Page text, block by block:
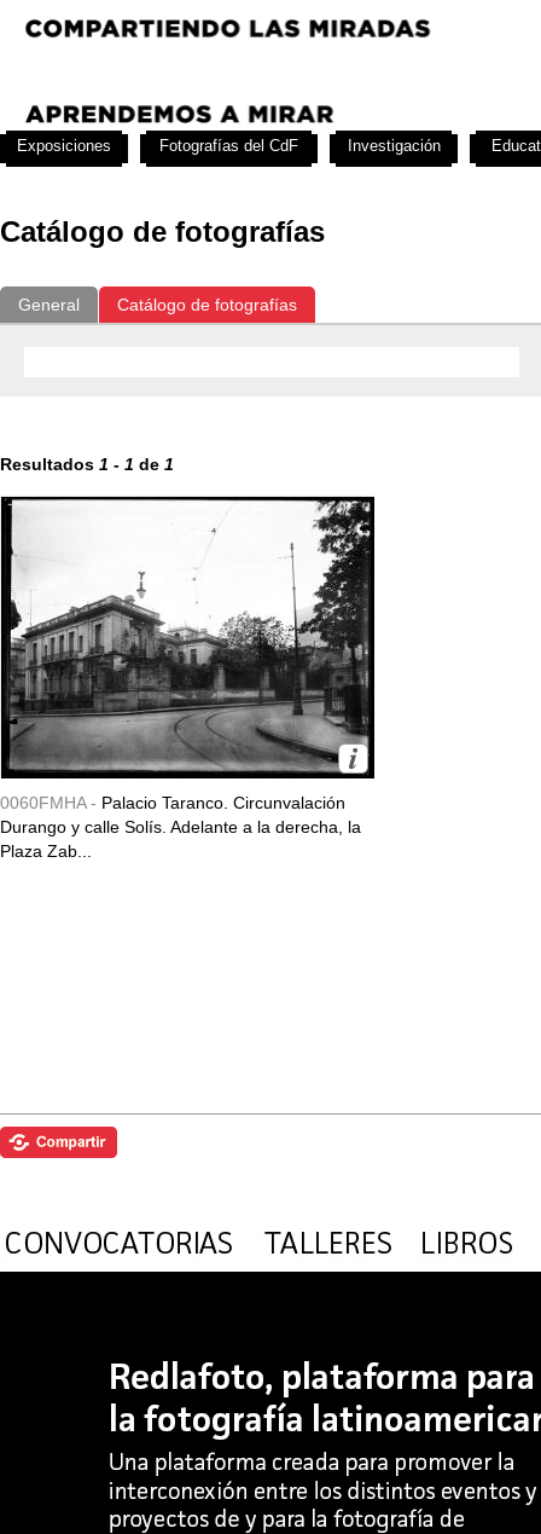
Catálogo de fotografías
General Catálogo de fotografías
Resultados 1 - 1 de 1
0060FMHA - Palacio Taranco. Circunvalación
Durango y calle Solís. Adelante a la derecha, la
Plaza Zab...
Exposiciones Fotografías del CdF Investigación